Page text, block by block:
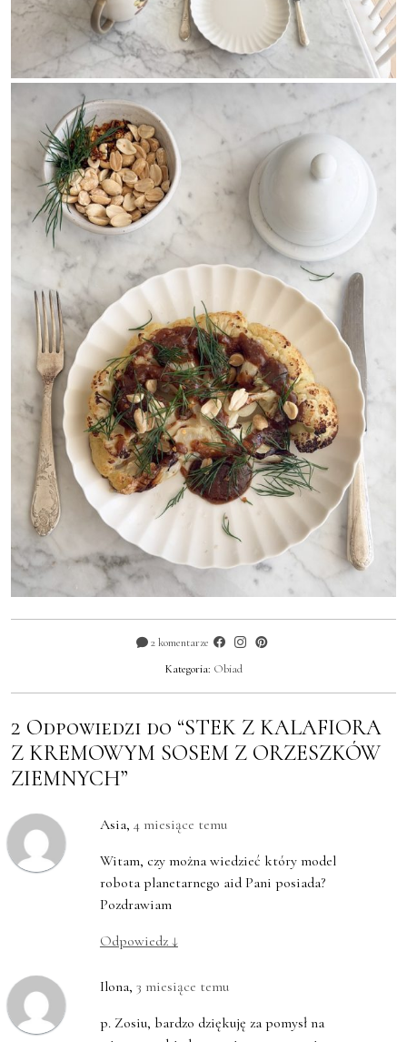
2 komentarze
Kategoria: Obiad
2 Odpowiedzi do “STEK Z KALAFIORA
Z KREMOWYM SOSEM Z ORZESZKÓW
ZIEMNYCH”
Asia, 4 miesiące temu
Witam, czy można wiedzieć który model
robota planetarnego aid Pani posiada?
Pozdrawiam
Odpowiedz ↓
Ilona, 3 miesiące temu
p. Zosiu, bardzo dziękuję za pomysł na